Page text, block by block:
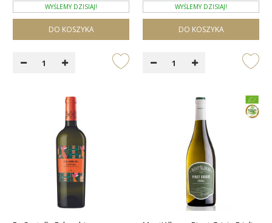
WYŚLEMY DZISIAJ!
DO KOSZYKA
WYŚLEMY DZISIAJ!
DO KOSZYKA